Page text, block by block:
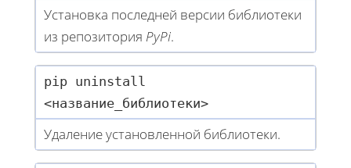
Установка последней версии библиотеки
из репозитория PyPi.
pip uninstall
<название_библиотеки>
Удаление установленной библиотеки.